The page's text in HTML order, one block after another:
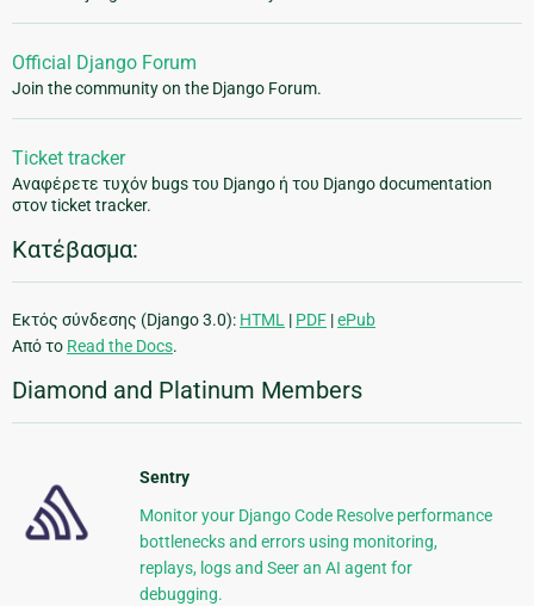
Official Django Forum
Join the community on the Django Forum.
Ticket tracker
Αναφέρετε τυχόν bugs του Django ή του Django documentation
στον ticket tracker.
Κατέβασμα:
Εκτός σύνδεσης (Django 3.0): HTML | PDF |ePub
Από το Read the Docs.
Diamond and Platinum Members
Sentry
Monitor your Django Code Resolve performance
bottlenecks and errors using monitoring,
replays, logs and Seer an AI agent for
debugging.